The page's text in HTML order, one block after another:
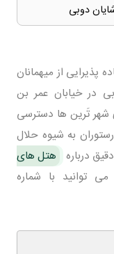
دوبی
6 عصر تا 12 شب آماده پذیرایی از میهمانان
در خیابان عمر بن
شهر تَرین ها دسترسی
به شیوه حلال
درباره هتل های
توانید با شماره